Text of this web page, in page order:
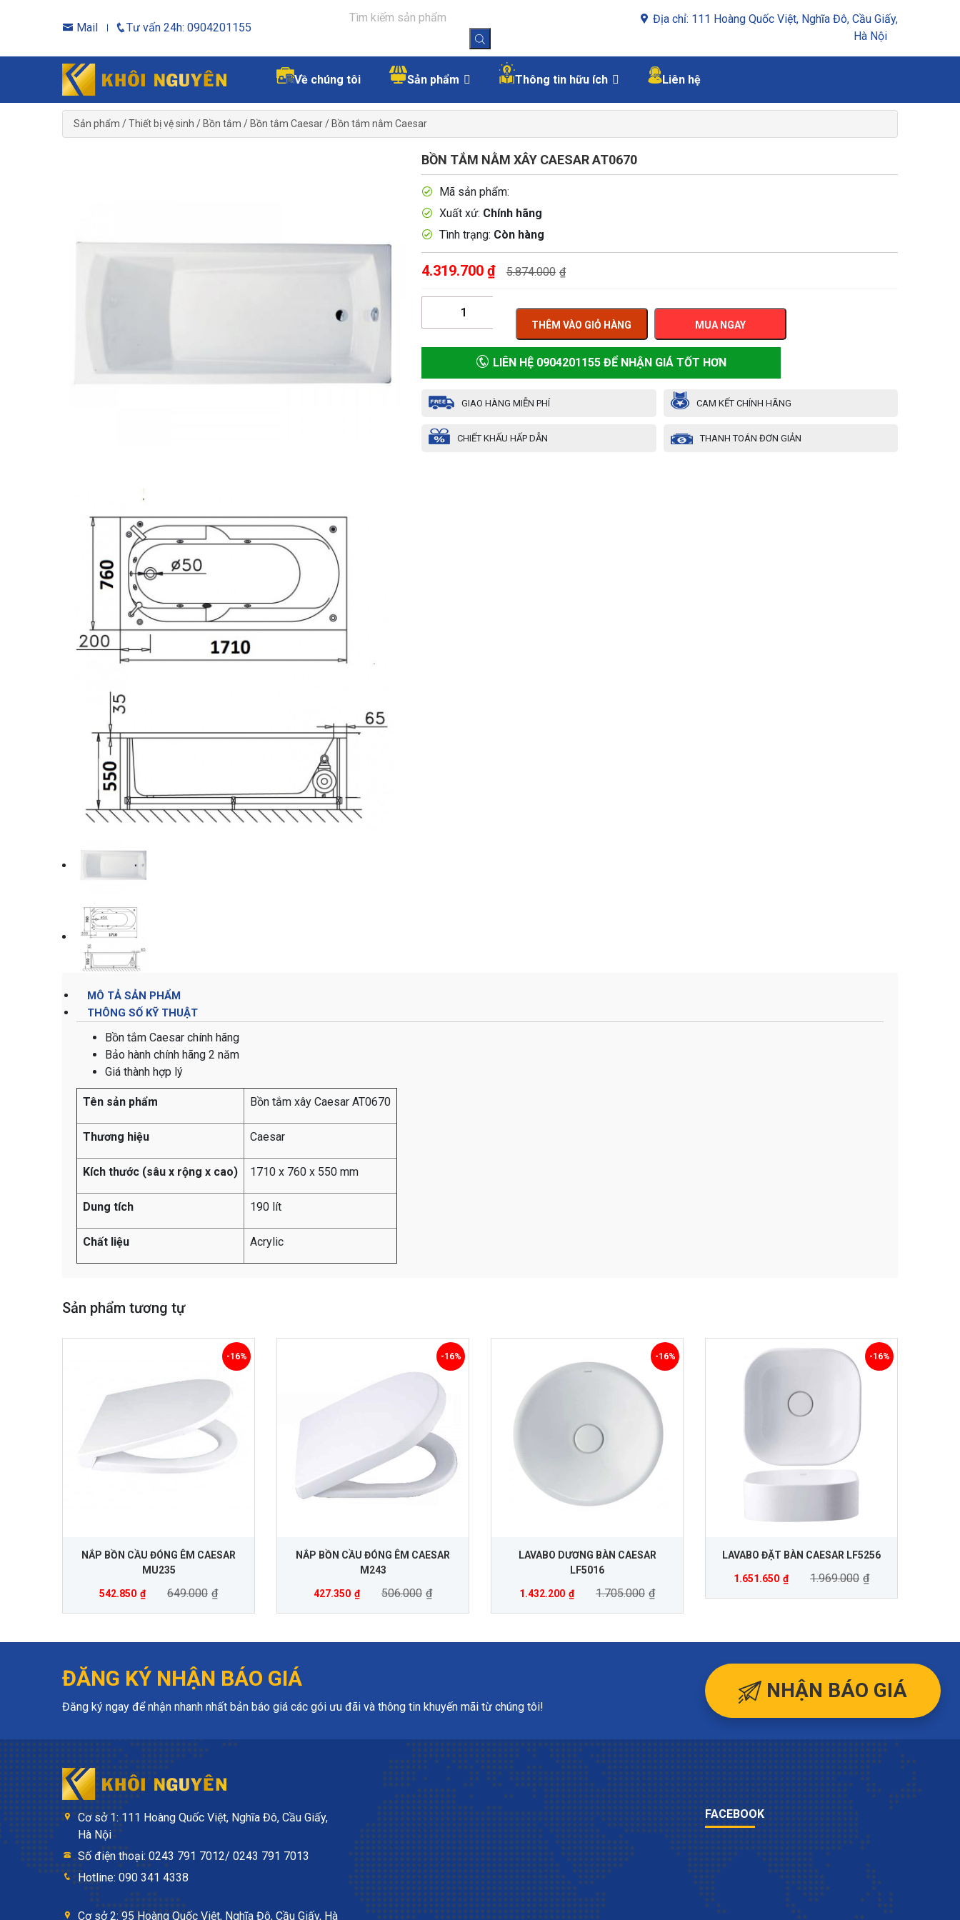
Mail Tư vấn 24h: 0904201155
Địa chỉ: 111 Hoàng Quốc Việt, Nghĩa Đô, Cầu Giấy,
Hà Nội
Về chúng tôi Sản phẩm Thông tin hữu ích Liên hệ
Sản phẩm /Thiết bị vệ sinh / Bồn tắm / Bồn tắm Caesar/ Bồn tắm nằm Caesar
BỒN TẮM NẰM XÂY CAESAR AT0670
Mã sản phẩm:
Xuất xứ: Chính hãng
Tình trạng: Còn hàng
4.319.700 ₫ 5.874.000 ₫
THÊM VÀO GIỎ HÀNG MUA NGAY
LIÊN HỆ 0904201155 ĐỂ NHẬN GIÁ TỐT HƠN
GIAO HÀNG MIỄN PHÍ CAM KẾT CHÍNH HÃNG
CHIẾT KHẤU HẤP DẪN THANH TOÁN ĐƠN GIẢN
MÔ TẢ SẢN PHẨM
THÔNG SỐ KỸ THUẬT
Bồn tắm Caesar chính hãng
Bảo hành chính hãng 2 năm
Giá thành hợp lý
Tên sản phẩm Bồn tắm xây Caesar AT0670
Thương hiệu Caesar
Kích thước (sâu x rộng x cao) 1710 x 760 x 550 mm
Dung tích 190 lít
Chất liệu Acrylic
Sản phẩm tương tự
NẮP BỒN CẦU ĐÓNG ÊM CAESAR
MU235
542.850 ₫ 649.000 ₫
-16%
NẮP BỒN CẦU ĐÓNG ÊM CAESAR
M243
427.350 ₫ 506.000 ₫
-16%
LAVABO DƯƠNG BÀN CAESAR
LF5016
1.432.200 ₫ 1.705.000 ₫
-16%
LAVABO ĐẶT BÀN CAESAR LF5256
1.651.650 ₫ 1.969.000 ₫
-16%
ĐĂNG KÝ NHẬN BÁO GIÁ
Đăng ký ngay để nhận nhanh nhất bản báo giá các gói ưu đãi và thông tin khuyến mãi từ chúng tôi!
NHẬN BÁO GIÁ
Cơ sở 1: 111 Hoàng Quốc Việt, Nghĩa Đô, Cầu Giấy,
Hà Nội
Số điện thoại: 0243 791 7012/ 0243 791 7013
Hotline: 090 341 4338
Cơ sở 2: 95 Hoàng Quốc Việt, Nghĩa Đô, Cầu Giấy, Hà
FACEBOOK